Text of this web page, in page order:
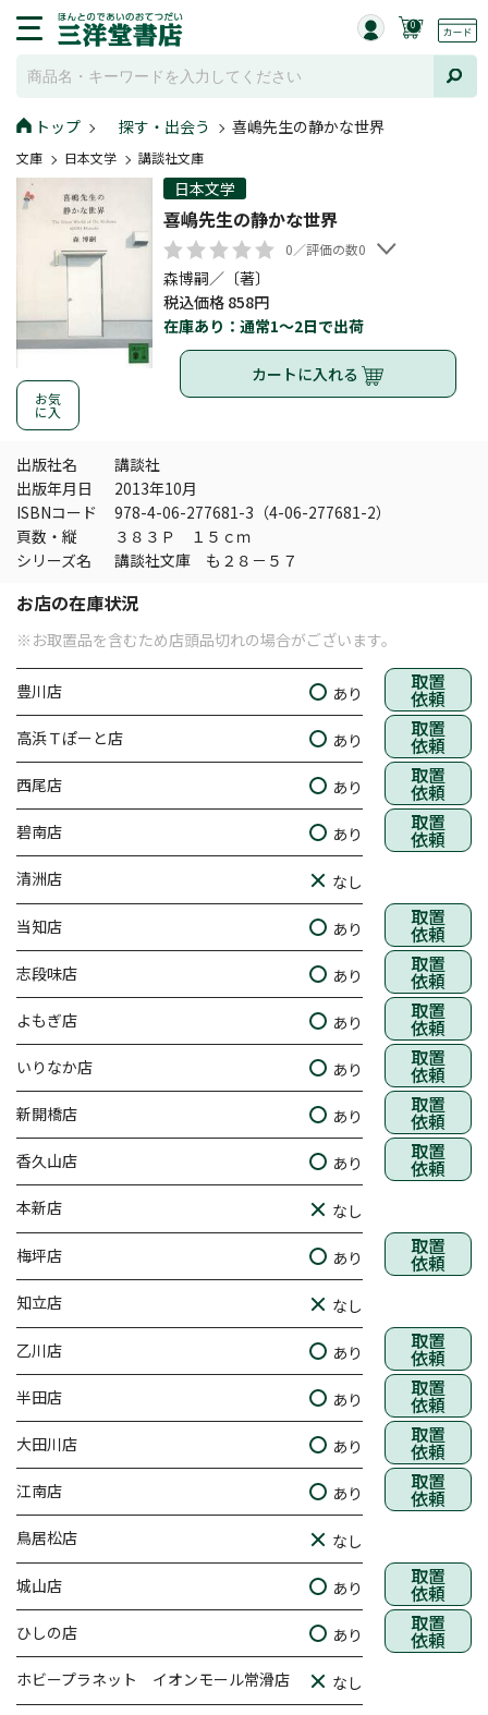
0
トップ 探す・出会う 喜嶋先生の静かな世界
文庫 日本文学 講談社文庫
お気
に入
日本文学
喜嶋先生の静かな世界
0／評価の数0
森博嗣／〔著〕
税込価格 858円
在庫あり：通常1～2日で出荷
カートに入れる
出版社名
講談社
出版年月日
2013年10月
ISBNコード
978-4-06-277681-3（4-06-277681-2）
頁数・縦
３８３Ｐ １５ｃｍ
シリーズ名
講談社文庫 も２８－５７
お店の在庫状況
※お取置品を含むため店頭品切れの場合がございます。
豊川店 あり 取置
依頼
高浜Ｔぽーと店 あり 取置
依頼
西尾店 あり 取置
依頼
碧南店 あり 取置
依頼
清洲店 なし
当知店 あり 取置
依頼
志段味店 あり 取置
依頼
よもぎ店 あり 取置
依頼
いりなか店 あり 取置
依頼
新開橋店 あり 取置
依頼
香久山店 あり 取置
依頼
本新店 なし
梅坪店 あり 取置
依頼
知立店 なし
乙川店 あり 取置
依頼
半田店 あり 取置
依頼
大田川店 あり 取置
依頼
江南店 あり 取置
依頼
鳥居松店 なし
城山店 あり 取置
依頼
ひしの店 あり 取置
依頼
ホビープラネット イオンモール常滑店 なし